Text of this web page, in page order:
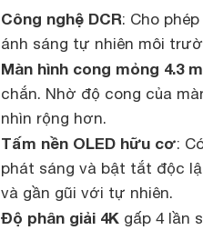
Công nghệ DCR: Cho
ánh sáng tự nhiên môi
Màn hình cong mỏng 4.3
chắn. Nhờ độ cong của
nhìn rộng hơn.
Tấm nền OLED hữu cơ:
phát sáng và bật tắt độc
và gần gũi với tự nhiên.
Độ phân giải 4K gấp 4 lần